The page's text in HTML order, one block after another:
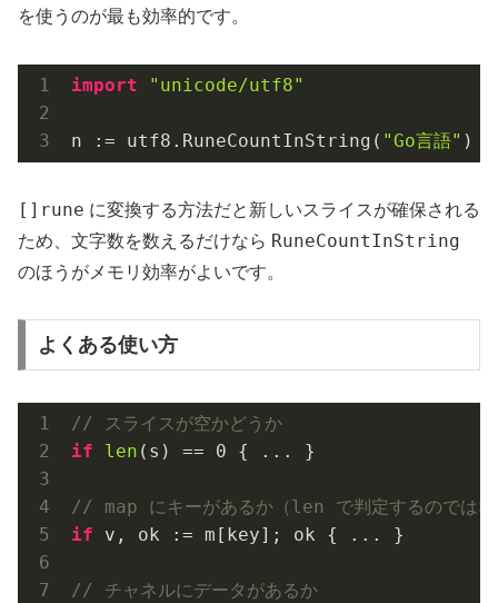
を使うのが最も効率的です。
import "unicode/utf8"
n := utf8.RuneCountInString( "Go言語" )
[]rune に変換する方法だと新しいスライスが確保される
ため、文字数を数えるだけなら RuneCountInString
のほうがメモリ効率がよいです。
よくある使い方
// スライスが空かどうか
if
len (s) == 0 { ... }
// map にキーがあるか（len で判定するのではな
if v, ok := m[key]; ok { ... }
// チャネルにデータがあるか